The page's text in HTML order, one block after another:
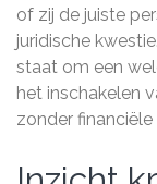
of zij de juiste
juridische
staat om een
het inschakelen
zonder